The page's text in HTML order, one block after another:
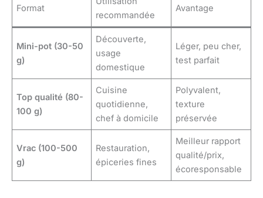
Format
recommandée
Avantage
Mini-pot (30-50
g)
Découverte,
usage
domestique
Léger, peu cher,
test parfait
Top qualité (80-
100 g)
Cuisine
quotidienne,
chef à domicile
Polyvalent,
texture
préservée
Vrac (100-500
g)
Restauration,
épiceries fines
Meilleur rapport
qualité/prix,
écoresponsable